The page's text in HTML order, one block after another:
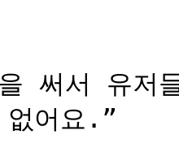
써서 유저
어요.”